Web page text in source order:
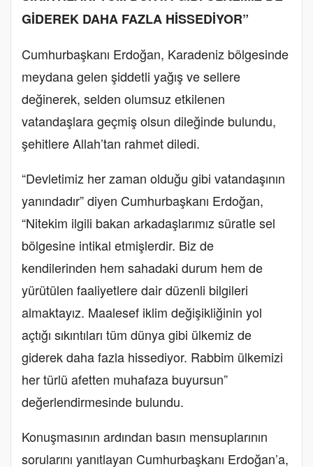
GİDEREK DAHA FAZLA HİSSEDİYOR”
Cumhurbaşkanı Erdoğan, Karadeniz bölgesinde
meydana gelen şiddetli yağış ve sellere
değinerek, selden olumsuz etkilenen
vatandaşlara geçmiş olsun dileğinde bulundu,
şehitlere Allah’tan rahmet diledi.
“Devletimiz her zaman olduğu gibi vatandaşının
yanındadır” diyen Cumhurbaşkanı Erdoğan,
“Nitekim ilgili bakan arkadaşlarımız süratle sel
bölgesine intikal etmişlerdir. Biz de
kendilerinden hem sahadaki durum hem de
yürütülen faaliyetlere dair düzenli bilgileri
almaktayız. Maalesef iklim değişikliğinin yol
açtığı sıkıntıları tüm dünya gibi ülkemiz de
giderek daha fazla hissediyor. Rabbim ülkemizi
her türlü afetten muhafaza buyursun”
değerlendirmesinde bulundu.
Konuşmasının ardından basın mensuplarının
sorularını yanıtlayan Cumhurbaşkanı Erdoğan’a,